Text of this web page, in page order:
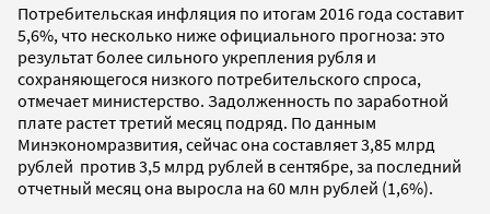
Потребительская инфляция по итогам 2016 года составит
5,6%, что несколько ниже официального прогноза: это
результат более сильного укрепления рубля и
сохраняющегося низкого потребительского спроса,
отмечает министерство. Задолженность по заработной
плате растет третий месяц подряд. По данным
Минэкономразвития, сейчас она составляет 3,85 млрд
рублей против 3,5 млрд рублей в сентябре, за последний
отчетный месяц она выросла на 60 млн рублей (1,6%).